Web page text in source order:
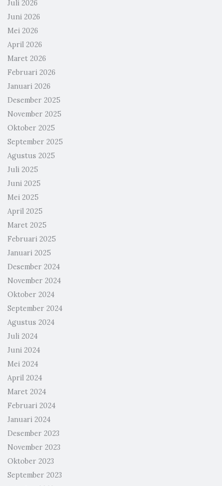
Juli 2026
Juni 2026
Mei 2026
April 2026
Maret 2026
Februari 2026
Januari 2026
Desember 2025
November 2025
Oktober 2025
September 2025
Agustus 2025
Juli 2025
Juni 2025
Mei 2025
April 2025
Maret 2025
Februari 2025
Januari 2025
Desember 2024
November 2024
Oktober 2024
September 2024
Agustus 2024
Juli 2024
Juni 2024
Mei 2024
April 2024
Maret 2024
Februari 2024
Januari 2024
Desember 2023
November 2023
Oktober 2023
September 2023